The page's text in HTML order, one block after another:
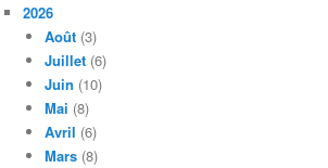
2026
Août (3)
Juillet (6)
Juin (10)
Mai (8)
Avril (6)
Mars (8)